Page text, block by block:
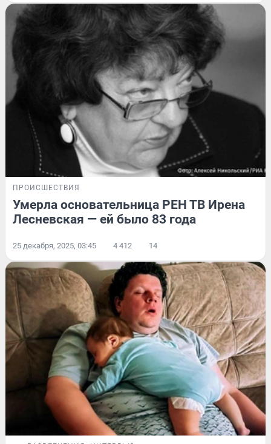
ПРОИСШЕСТВИЯ
Умерла основательница РЕН ТВ Ирена
Лесневская — ей было 83 года
25 декабря, 2025, 03:45 4 412 14